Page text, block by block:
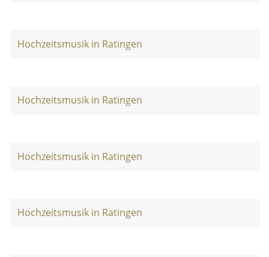
Hochzeitsmusik in Ratingen
Hochzeitsmusik in Ratingen
Hochzeitsmusik in Ratingen
Hochzeitsmusik in Ratingen